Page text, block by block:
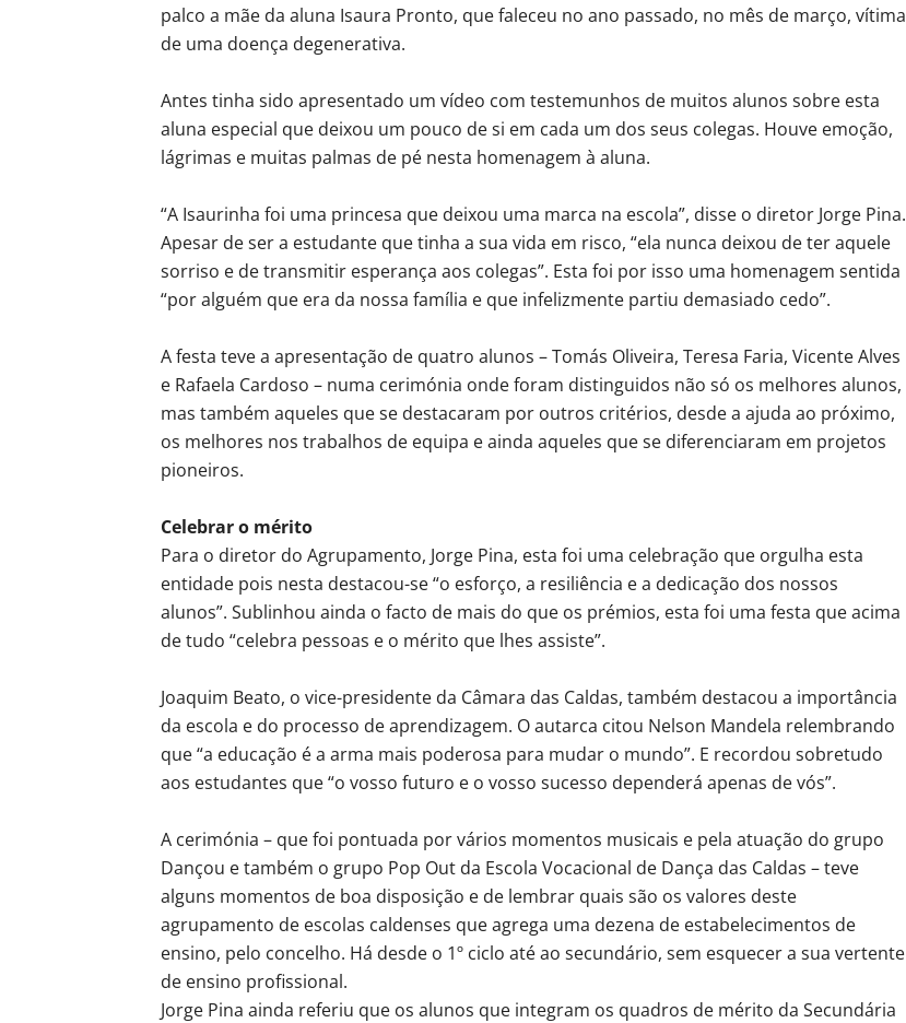
palco a mãe da aluna Isaura Pronto, que faleceu no ano passado, no mês de março, vítima
de uma doença degenerativa.
Antes tinha sido apresentado um vídeo com testemunhos de muitos alunos sobre esta
aluna especial que deixou um pouco de si em cada um dos seus colegas. Houve emoção,
lágrimas e muitas palmas de pé nesta homenagem à aluna.
“A Isaurinha foi uma princesa que deixou uma marca na escola”, disse o diretor Jorge Pina.
Apesar de ser a estudante que tinha a sua vida em risco, “ela nunca deixou de ter aquele
sorriso e de transmitir esperança aos colegas”. Esta foi por isso uma homenagem sentida
“por alguém que era da nossa família e que infelizmente partiu demasiado cedo”.
A festa teve a apresentação de quatro alunos – Tomás Oliveira, Teresa Faria, Vicente Alves
e Rafaela Cardoso – numa cerimónia onde foram distinguidos não só os melhores alunos,
mas também aqueles que se destacaram por outros critérios, desde a ajuda ao próximo,
os melhores nos trabalhos de equipa e ainda aqueles que se diferenciaram em projetos
pioneiros.
Celebrar o mérito
Para o diretor do Agrupamento, Jorge Pina, esta foi uma celebração que orgulha esta
entidade pois nesta destacou-se “o esforço, a resiliência e a dedicação dos nossos
alunos”. Sublinhou ainda o facto de mais do que os prémios, esta foi uma festa que acima
de tudo “celebra pessoas e o mérito que lhes assiste”.
Joaquim Beato, o vice-presidente da Câmara das Caldas, também destacou a importância
da escola e do processo de aprendizagem. O autarca citou Nelson Mandela relembrando
que “a educação é a arma mais poderosa para mudar o mundo”. E recordou sobretudo
aos estudantes que “o vosso futuro e o vosso sucesso dependerá apenas de vós”.
A cerimónia – que foi pontuada por vários momentos musicais e pela atuação do grupo
Dançou e também o grupo Pop Out da Escola Vocacional de Dança das Caldas – teve
alguns momentos de boa disposição e de lembrar quais são os valores deste
agrupamento de escolas caldenses que agrega uma dezena de estabelecimentos de
ensino, pelo concelho. Há desde o 1º ciclo até ao secundário, sem esquecer a sua vertente
de ensino profissional.
Jorge Pina ainda referiu que os alunos que integram os quadros de mérito da Secundária